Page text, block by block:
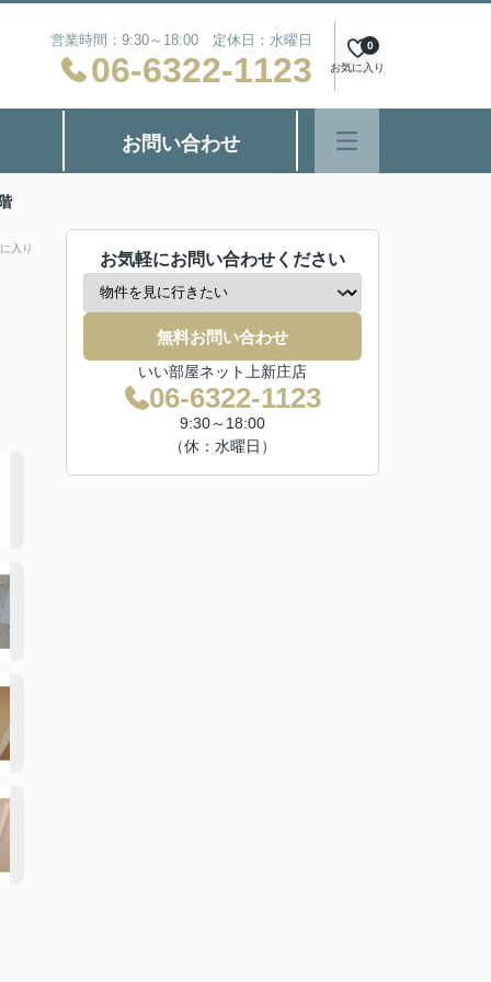
営業時間：9:30～18:00 定休日：水曜日
06-6322-1123 お気に入り
0
お問い合わせ
入り
お気軽にお問い合わせください
無料お問い合わせ
いい部屋ネット上新庄店
06-6322-1123
9:30～18:00
（休：水曜日）